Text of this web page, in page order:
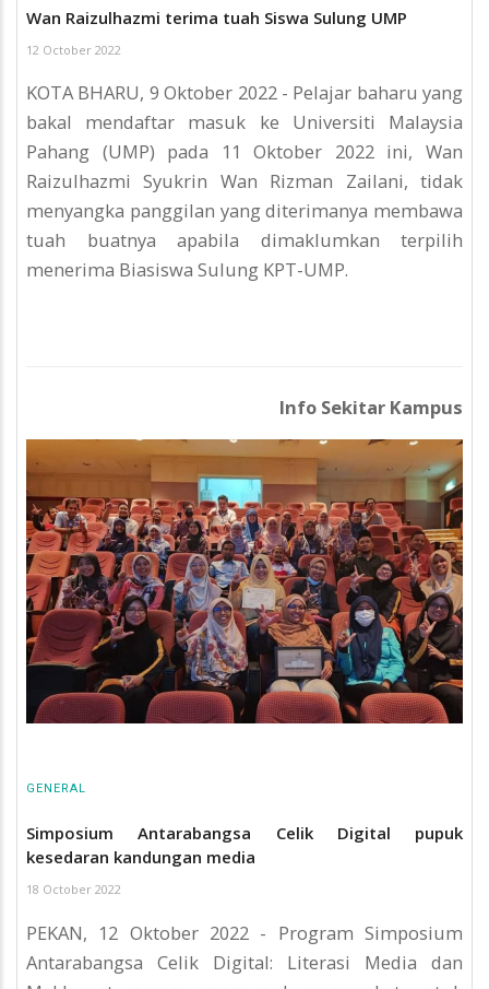
Wan Raizulhazmi terima tuah Siswa Sulung UMP
12 October 2022
KOTA BHARU, 9 Oktober 2022 - Pelajar baharu yang
bakal mendaftar masuk ke Universiti Malaysia
Pahang (UMP) pada 11 Oktober 2022 ini, Wan
Raizulhazmi Syukrin Wan Rizman Zailani, tidak
menyangka panggilan yang diterimanya membawa
tuah buatnya apabila dimaklumkan terpilih
menerima Biasiswa Sulung KPT-UMP.
Info Sekitar Kampus
GENERAL
Simposium Antarabangsa Celik Digital pupuk
kesedaran kandungan media
18 October 2022
PEKAN, 12 Oktober 2022 - Program Simposium
Antarabangsa Celik Digital: Literasi Media dan